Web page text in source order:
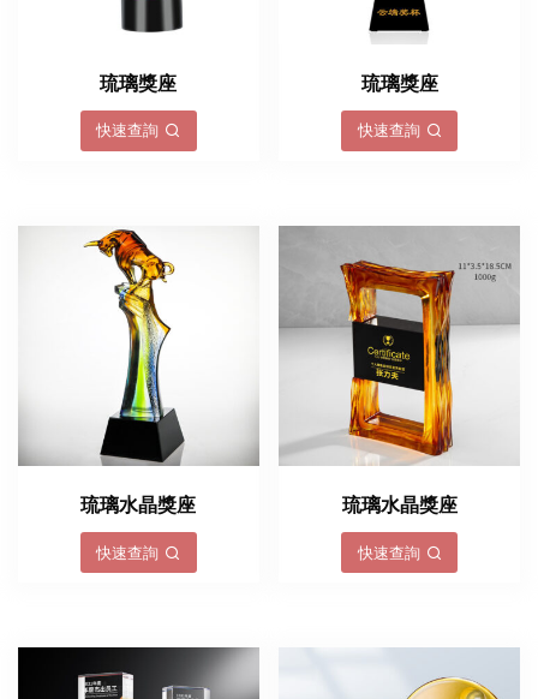
琉璃獎座
快速查詢
琉璃獎座
快速查詢
琉璃水晶獎座
快速查詢
琉璃水晶獎座
快速查詢